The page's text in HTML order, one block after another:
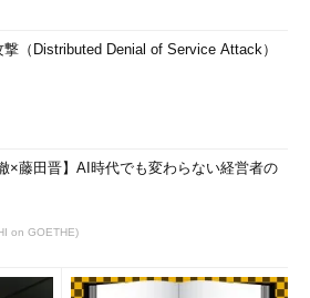
を開発していた、米Calista
PlayerやOracleのVirtualBoxなど
バOS上でGPUを利用してレンダリング
る。簡単にまとめると、次のようにな
そうでないサーバの場合
撃（Distributed Denial of Service Attack）
×藤田晋】AI時代でも変わらない経営者の
on GOETHE)